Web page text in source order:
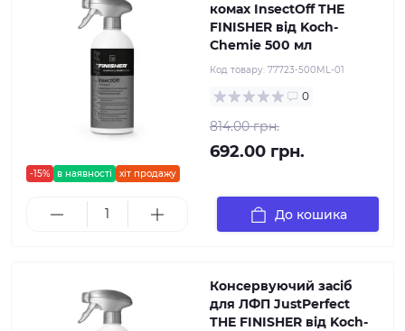
-15% в наявності хіт продажу
комах InsectOff THE
FINISHER від Koch-
Chemie 500 мл
Код товару: 77723-500ML-01
0
814.00 грн.
692.00 грн.
До кошика
Консервуючий засіб
для ЛФП JustPerfect
THE FINISHER від Koch-